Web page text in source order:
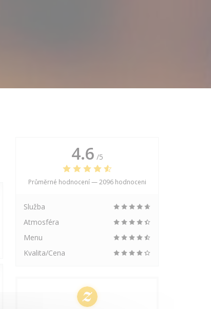
4.6 /5
Průměrné hodnocení —2096 hodnoceni
Služba
Atmosféra
Menu
Kvalita/Cena